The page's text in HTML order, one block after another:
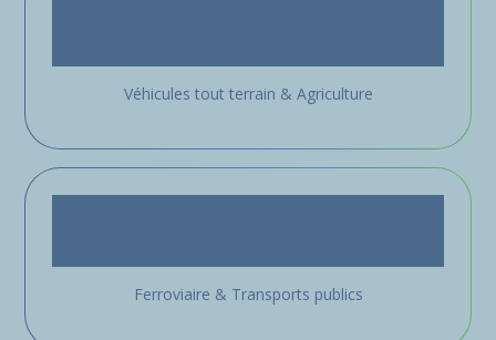
Véhicules tout terrain & Agriculture
Ferroviaire & Transports publics